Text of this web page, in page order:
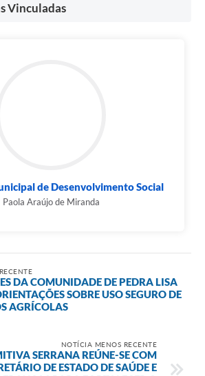
Vinculadas
de Desenvolvimento Social
Paola Araújo de Miranda
DA COMUNIDADE DE PEDRA LISA
SOBRE USO SEGURO DE
AGRÍCOLAS
NOTÍCIA MENOS RECENTE
SERRANA REÚNE-SE COM
DE ESTADO DE SAÚDE E